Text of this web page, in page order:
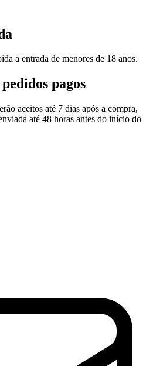
a entrada de menores de 18 anos.
pagos
aceitos até 7 dias após a compra,
até 48 horas antes do início do